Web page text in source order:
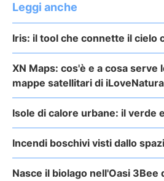
Leggi anche
Iris: il tool che connette il cielo
XN Maps: cos'è e a cosa serve
mappe satellitari di iLoveNatura
Isole di calore urbane: il
Incendi boschivi visti dallo
Nasce il biolago nell'Oasi 3Bee